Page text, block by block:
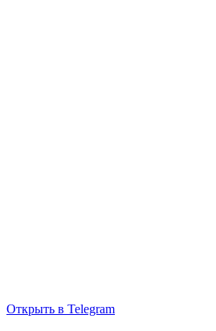
Открыть в Telegram